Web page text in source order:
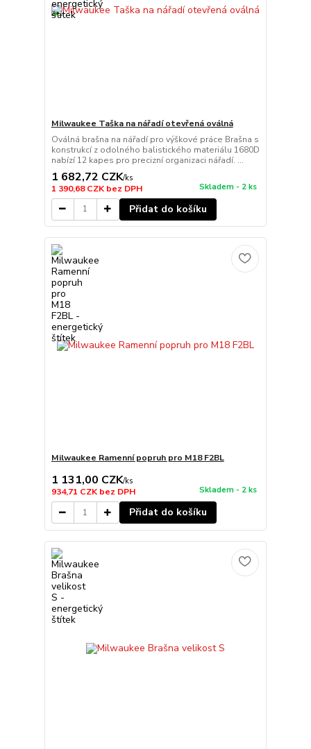
Milwaukee Taška na nářadí otevřená oválná
Oválná brašna na nářadí pro výškové práce Brašna s
konstrukcí z odolného balistického materiálu 1680D
nabízí 12 kapes pro precizní organizaci nářadí. ...
1 682,72 CZK/ks
1 390,68 CZKbez DPH Skladem - 2 ks
Přidat do košíku
Milwaukee Ramenní popruh pro M18 F2BL
1 131,00 CZK/ks
934,71 CZKbez DPH Skladem - 2 ks
Přidat do košíku